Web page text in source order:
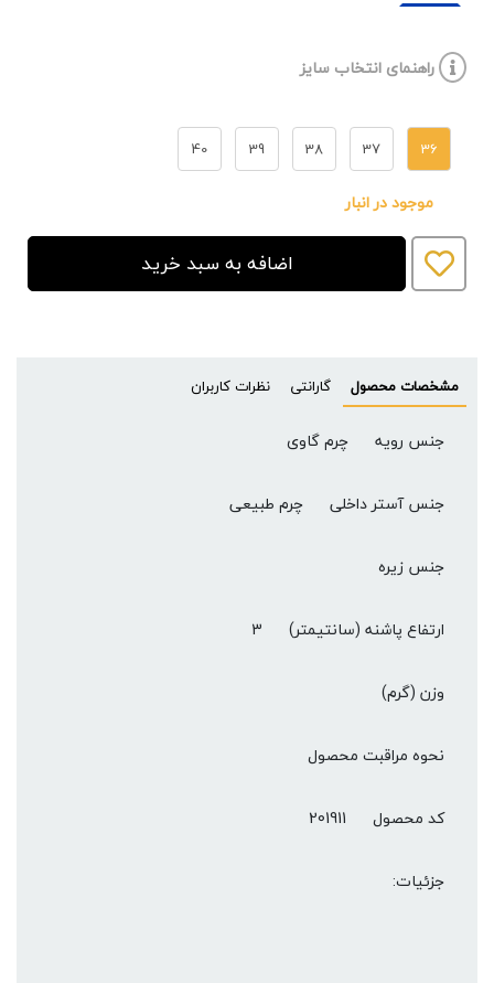
راهنمای انتخاب سایز
36
37
38
39
40
موجود در انبار
اضافه به سبد خرید
مشخصات محصول گارانتی نظرات کاربران
جنس رویه چرم گاوی
جنس آستر داخلی چرم طبیعی
جنس زیره
ارتفاع پاشنه (سانتیمتر) 3
وزن (گرم)
نحوه مراقبت محصول
کد محصول 201911
جزئیات: